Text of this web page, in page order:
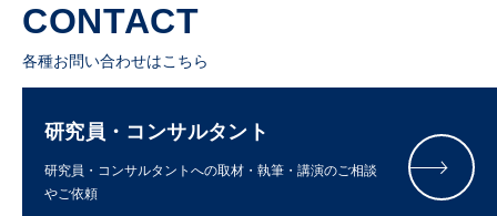
CONTACT
各種お問い合わせはこちら
研究員・コンサルタント
研究員・コンサルタントへの取材・執筆・講演のご相談
やご依頼